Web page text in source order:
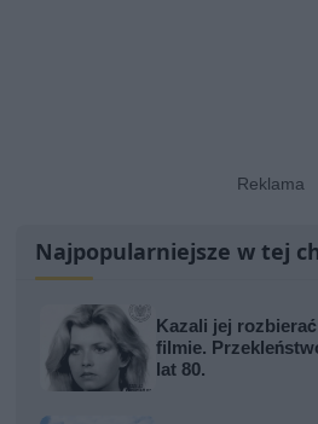
Najpopularniejsze w tej
Kazali jej
filmie.
lat 80.